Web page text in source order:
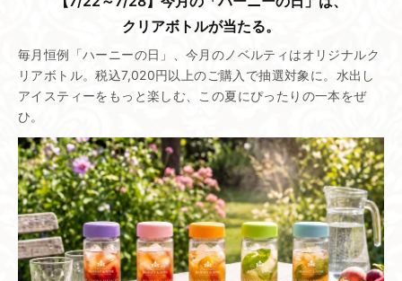
クリアボトルが​当たる。
毎月恒例「ハーニーの日」、今月のノベルティはオリジナルク
リアボトル。税込7,020円以上のご購入で抽選対象に。水出し
アイスティーをもっと楽しむ、この夏にぴったりの一本をぜ
ひ。